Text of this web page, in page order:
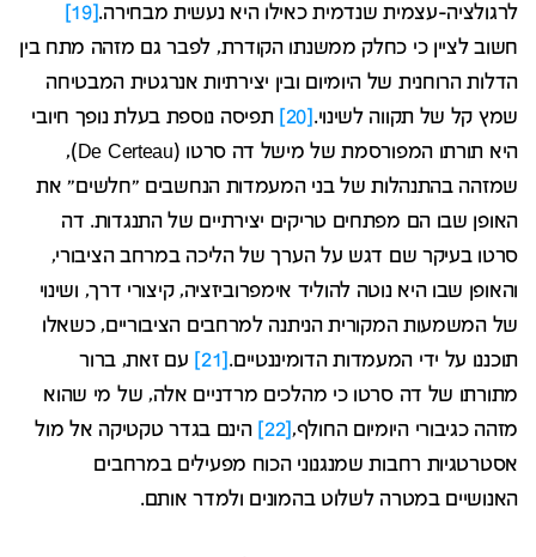
לרגולציה-עצמית שנדמית כאילו היא נעשית מבחירה. [19]
חשוב לציין כי כחלק ממשנתו הקודרת, לפבר גם מזהה מתח בין
הדלות הרוחנית של היומיום ובין יצירתיות אנרגטית המבטיחה
שמץ קל של תקווה לשינוי.
תפיסה נוספת בעלת נופך חיובי
היא תורתו המפורסמת של מישל דה סרטו (De Certeau),
שמזהה בהתנהלות של בני המעמדות הנחשבים "חלשים" את
האופן שבו הם מפתחים טריקים יצירתיים של התנגדות. דה
סרטו בעיקר שם דגש על הערך של הליכה במרחב הציבורי,
והאופן שבו היא נוטה להוליד אימפרוביזציה, קיצורי דרך, ושינוי
של המשמעות המקורית הניתנה למרחבים הציבוריים, כשאלו
תוכננו על ידי המעמדות הדומיננטיים.
עם זאת, ברור
מתורתו של דה סרטו כי מהלכים מרדניים אלה, של מי שהוא
מזהה כגיבורי היומיום החולף, [22]
הינם בגדר טקטיקה אל מול
אסטרטגיות רחבות שמנגנוני הכוח מפעילים במרחבים
האנושיים במטרה לשלוט בהמונים ולמדר אותם.